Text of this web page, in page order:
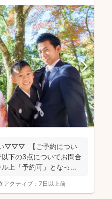
▽▽▽ 【ご予約につい
下の3点についてお問合
上「予約可」となっ...
アクティブ： 7日以上前